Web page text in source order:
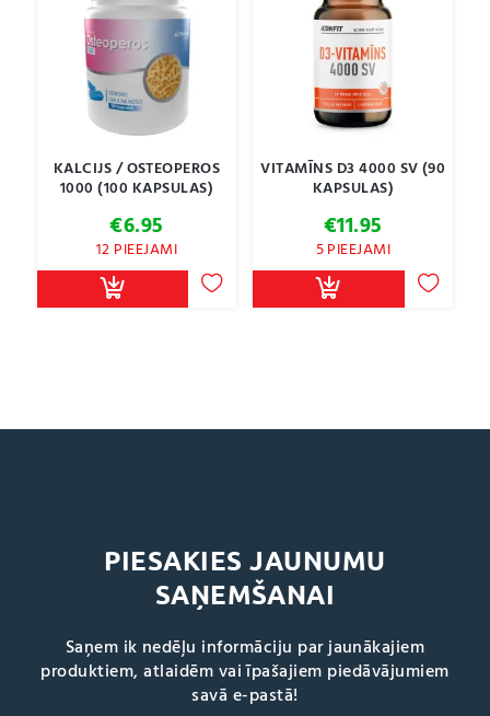
KALCIJS / OSTEOPEROS
1000 (100 KAPSULAS)
€6.95
12 PIEEJAMI
VITAMĪNS D3 4000 SV (90
KAPSULAS)
€11.95
5 PIEEJAMI
PIESAKIES JAUNUMU
SAŅEMŠANAI
Saņem ik nedēļu informāciju par jaunākajiem
produktiem, atlaidēm vai īpašajiem piedāvājumiem
savā e-pastā!